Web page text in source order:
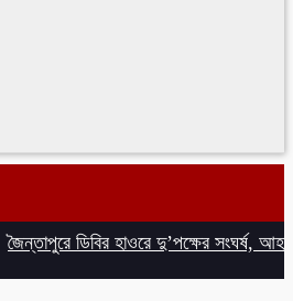
জৈন্তাপুরে ডিবির হাওরে দু’পক্ষের সংঘর্ষ, আহত ৮